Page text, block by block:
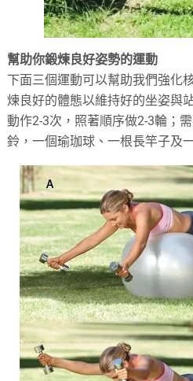
幫助你鍛煉良好姿勢的運動
下面三個運動可以幫助我們強化
煉良好的體態以維持好的坐姿與
動作2-3次，照著順序做2-3輪；
鈴，一個瑜珈球、一根長竿子及